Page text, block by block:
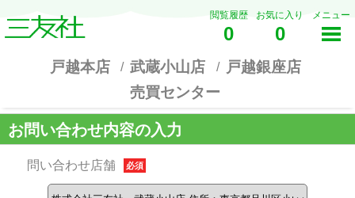
閲覧履歴
0
お気に入り
0
メニュー
戸越本店 武蔵小山店
戸越銀座店
売買センター
お問い合わせ内容の入力
問い合わせ店舗 必須